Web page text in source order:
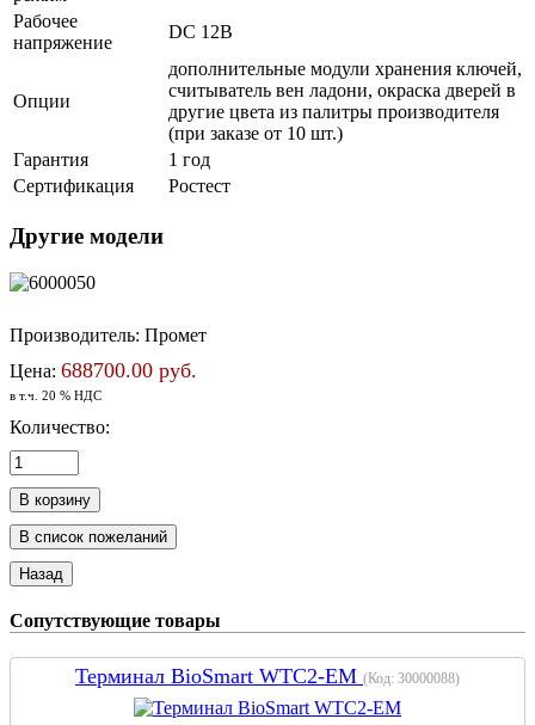
Рабочее
напряжение
DC 12В
Опции
дополнительные модули хранения ключей,
считыватель вен ладони, окраска дверей в
другие цвета из палитры производителя
(при заказе от 10 шт.)
Гарантия
1 год
Сертификация
Ростест
Другие модели
Производитель: Промет
Цена: 688700.00 руб.
в т.ч. 20 % НДС
Количество:
Сопутствующие товары
Терминал BioSmart WTC2-EM (Код: 30000088)